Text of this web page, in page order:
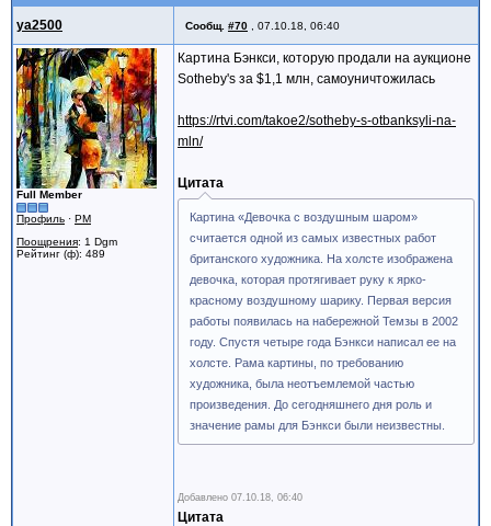
ya2500 Сообщ. #70 07.10.18, 06:40
Full Member
Профиль · PM
Поощрения: 1 Dgm
Рейтинг (ф): 489
Картина Бэнкси, которую продали на аукционе
Sotheby's за $1,1 млн, самоуничтожилась
https://rtvi.com/takoe2/sotheby-s-otbanksyli-na-
mln/
Цитата
Картина «Девочка с воздушным шаром»
считается одной из самых известных работ
британского художника. На холсте изображена
девочка, которая протягивает руку к ярко-
красному воздушному шарику. Первая версия
работы появилась на набережной Темзы в 2002
году. Спустя четыре года Бэнкси написал ее на
холсте. Рама картины, по требованию
художника, была неотъемлемой частью
произведения. До сегодняшнего дня роль и
значение рамы для Бэнкси были неизвестны.
Добавлено 07.10.18, 06:40
Цитата